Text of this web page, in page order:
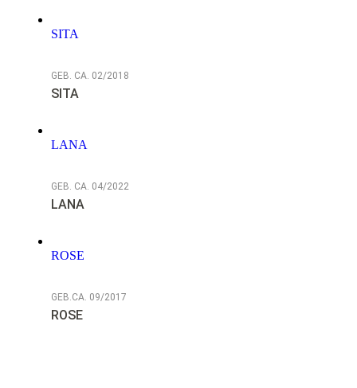
SITA
GEB. CA. 02/2018
SITA
LANA
GEB. CA. 04/2022
LANA
ROSE
GEB.CA. 09/2017
ROSE